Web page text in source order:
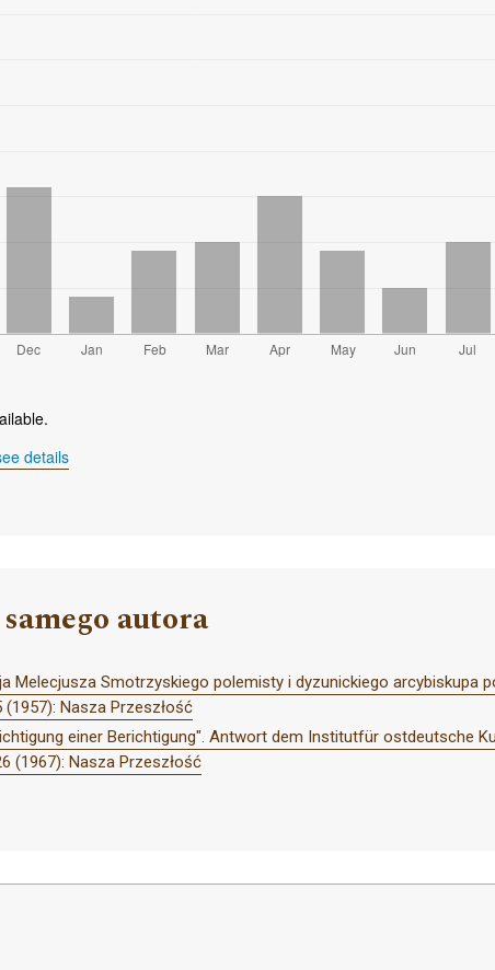
details
autora
Melecjusza Smotrzyskiego polemisty i dyzunickiego arcybiskupa
Nasza Przeszłość
einer Berichtigung". Antwort dem Institutfür ostdeutsche
(1967): Nasza Przeszłość